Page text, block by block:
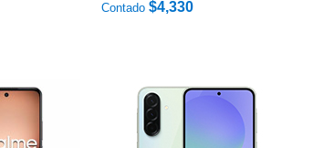
Contado $4,330